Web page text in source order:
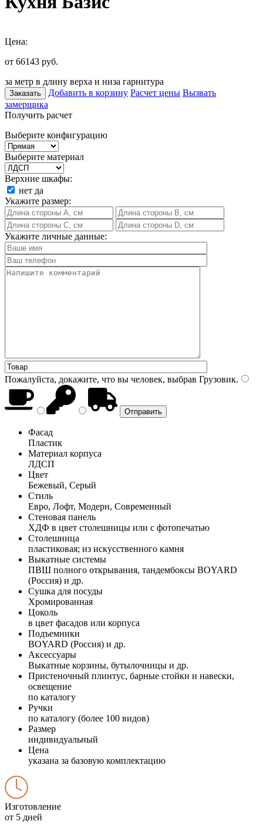
Цена:
от 66143 руб.
за метр в длину верха и низа гарнитура
Заказать Добавить в корзину Расчет цены Вызвать
замерщика
Получить расчет
Выберите конфигурацию
Выберите материал
Верхние шкафы:
нет да
Укажите размер:
Укажите личные данные:
Пожалуйста, докажите, что вы человек, выбрав Грузовик.
Фасад
Пластик
Материал корпуса
ЛДСП
Цвет
Бежевый, Серый
Стиль
Евро, Лофт, Модерн, Современный
Стеновая панель
ХДФ в цвет столешницы или с фотопечатью
Столешница
пластиковая; из искусственного камня
Выкатные системы
ПВШ полного открывания, тандембоксы BOYARD
(Россия) и др.
Сушка для посуды
Хромированная
Цоколь
в цвет фасадов или корпуса
Подъемники
BOYARD (Россия) и др.
Аксессуары
Выкатные корзины, бутылочницы и др.
Пристеночный плинтус, барные стойки и навески,
освещение
по каталогу
Ручки
по каталогу (более 100 видов)
Размер
индивидуальный
Цена
указана за базовую комплектацию
Изготовление
от 5 дней